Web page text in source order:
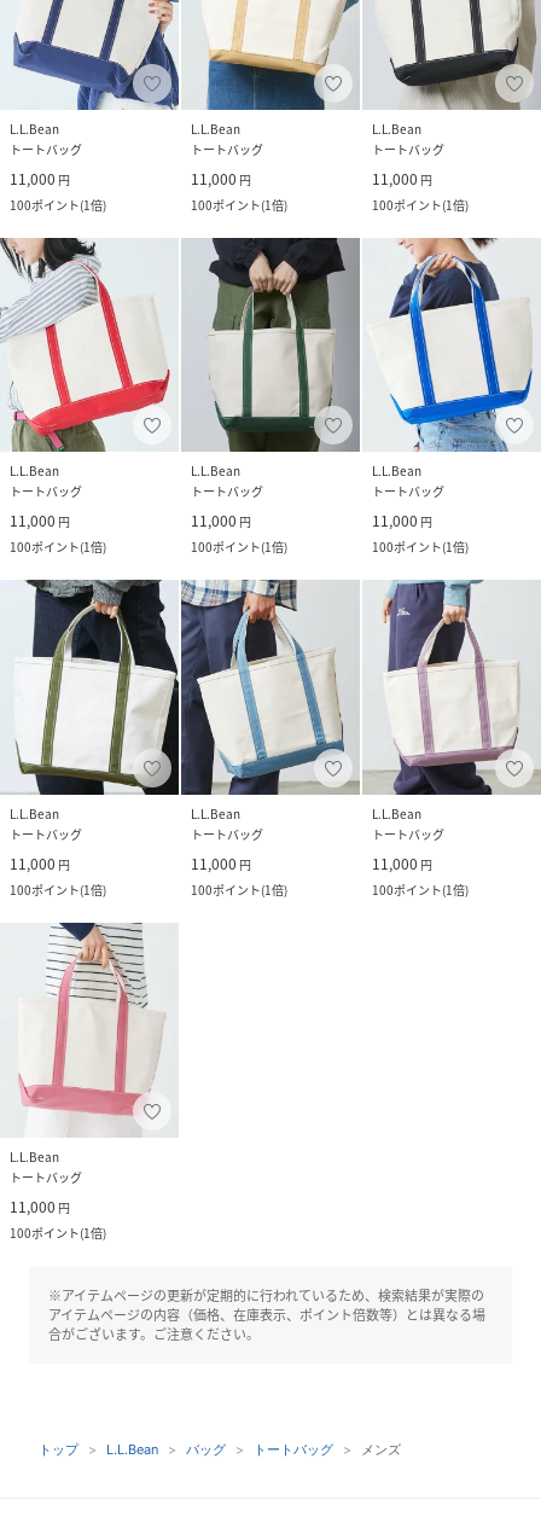
L.L.Bean
トートバッグ
11,000 円
100ポイント(1倍)
L.L.Bean
トートバッグ
11,000 円
100ポイント(1倍)
L.L.Bean
トートバッグ
11,000 円
100ポイント(1倍)
L.L.Bean
トートバッグ
11,000 円
100ポイント(1倍)
L.L.Bean
トートバッグ
11,000 円
100ポイント(1倍)
L.L.Bean
トートバッグ
11,000 円
100ポイント(1倍)
L.L.Bean
トートバッグ
11,000 円
100ポイント(1倍)
L.L.Bean
トートバッグ
11,000 円
100ポイント(1倍)
L.L.Bean
トートバッグ
11,000 円
100ポイント(1倍)
L.L.Bean
トートバッグ
11,000 円
100ポイント(1倍)
※アイテムページの更新が定期的に行われているため、検索結果が実際の
アイテムページの内容（価格、在庫表示、ポイント倍数等）とは異なる場
合がございます。ご注意ください。
トップ L.L.Bean バッグ トートバッグ メンズ